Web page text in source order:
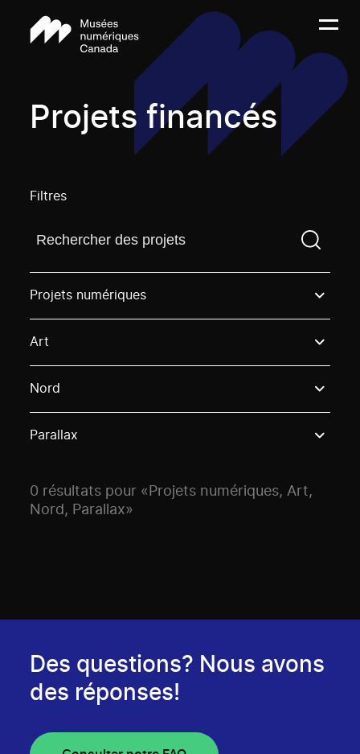
Projets financés
Filtres
Trouvez un projetVous devez saisir un terme de
Projets numériques
Art
Nord
Parallax
0 résultats pour «Projets numériques, Art,
Nord, Parallax»
Des questions? Nous avons
des réponses!